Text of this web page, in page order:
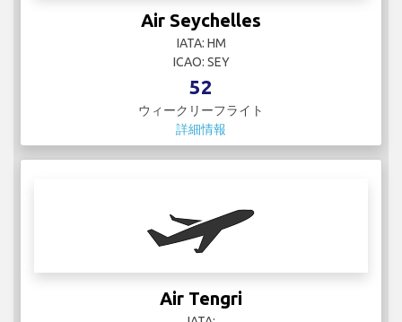
Air Seychelles
IATA: HM
ICAO: SEY
52
ウィークリーフライト
詳細情報
Air Tengri